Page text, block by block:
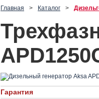
Главная > Каталог >
Гарантия